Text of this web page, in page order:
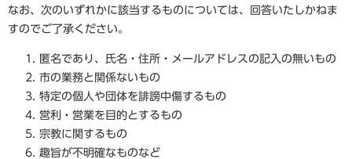
なお、次のいずれかに該当するものについては、回答いたしかねま
すのでご了承ください。
匿名であり、氏名・住所・メールアドレスの記入の無いもの
市の業務と関係ないもの
特定の個人や団体を誹謗中傷するもの
営利・営業を目的とするもの
宗教に関するもの
趣旨が不明確なものなど